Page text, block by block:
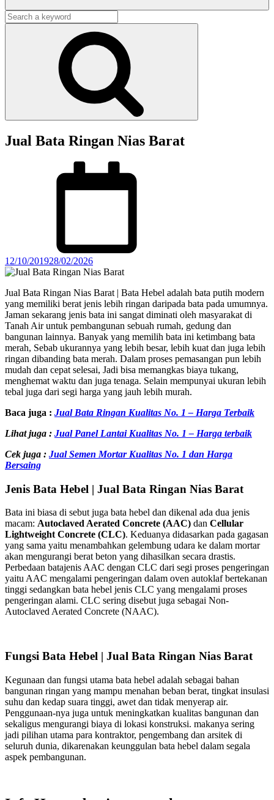
Search
for:
Search
Jual Bata Ringan Nias Barat
12/10/201928/02/2026
Jual Bata Ringan Nias Barat | Bata Hebel adalah bata putih modern
yang memiliki berat jenis lebih ringan daripada bata pada umumnya.
Jaman sekarang jenis bata ini sangat diminati oleh masyarakat di
Tanah Air untuk pembangunan sebuah rumah, gedung dan
bangunan lainnya. Banyak yang memilih bata ini ketimbang bata
merah, Sebab ukurannya yang lebih besar, lebih kuat dan juga lebih
ringan dibanding bata merah. Dalam proses pemasangan pun lebih
mudah dan cepat selesai, Jadi bisa memangkas biaya tukang,
menghemat waktu dan juga tenaga. Selain mempunyai ukuran lebih
tebal juga dari segi harga yang jauh lebih murah.
Baca juga : Jual Bata Ringan Kualitas No. 1 – Harga Terbaik
Lihat juga : Jual Panel Lantai Kualitas No. 1 – Harga terbaik
Cek juga : Jual Semen Mortar Kualitas No. 1 dan Harga
Bersaing
Jenis Bata Hebel | Jual Bata Ringan Nias Barat
Bata ini biasa di sebut juga bata hebel dan dikenal ada dua jenis
macam: Autoclaved Aerated Concrete (AAC) dan Cellular
Lightweight Concrete (CLC). Keduanya didasarkan pada gagasan
yang sama yaitu menambahkan gelembung udara ke dalam mortar
akan mengurangi berat beton yang dihasilkan secara drastis.
Perbedaan batajenis AAC dengan CLC dari segi proses pengeringan
yaitu AAC mengalami pengeringan dalam oven autoklaf bertekanan
tinggi sedangkan bata hebel jenis CLC yang mengalami proses
pengeringan alami. CLC sering disebut juga sebagai Non-
Autoclaved Aerated Concrete (NAAC).
Fungsi Bata Hebel | Jual Bata Ringan Nias Barat
Kegunaan dan fungsi utama bata hebel adalah sebagai bahan
bangunan ringan yang mampu menahan beban berat, tingkat insulasi
suhu dan kedap suara tinggi, awet dan tidak menyerap air.
Penggunaan-nya juga untuk meningkatkan kualitas bangunan dan
sekaligus mengurangi biaya di lokasi konstruksi. makanya sering
jadi pilihan utama para kontraktor, pengembang dan arsitek di
seluruh dunia, dikarenakan keunggulan bata hebel dalam segala
aspek pembangunan.